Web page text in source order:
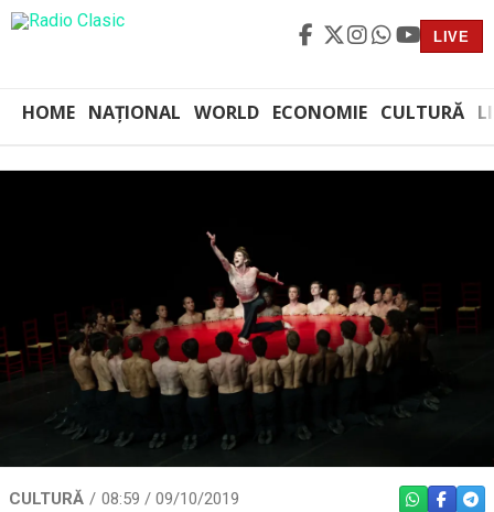
LIVE
HOME NAȚIONAL WORLD ECONOMIE CULTURĂ
CULTURĂ 08:59 / 09/10/2019 WHATSAPP